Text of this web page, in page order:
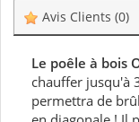
Avis Clients (0)
Le poêle à bois
chauffer jusqu'à
permettra de